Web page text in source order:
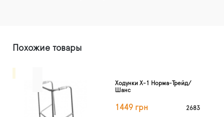
Похожие товары
Ходунки Х-1 Норма-Трейд/
Шанс
1449 грн 2683